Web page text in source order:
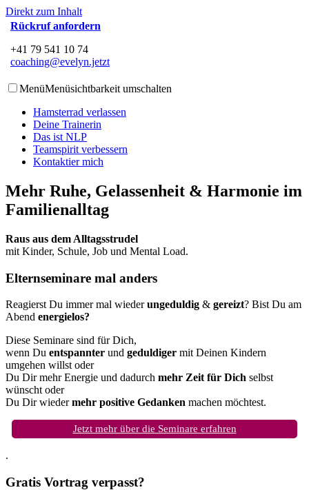
Direkt zum Inhalt
Rückruf anfordern
+41 79 541 10 74
coaching@evelyn.jetzt
MenüMenüsichtbarkeit umschalten
Hamsterrad verlassen
Deine Trainerin
Das ist NLP
Teamspirit verbessern
Kontaktier mich
Mehr Ruhe, Gelassenheit & Harmonie im
Familienalltag
Raus aus dem Alltagsstrudel
mit Kinder, Schule, Job und Mental Load.
Elternseminare mal anders
Reagierst Du immer mal wiederungeduldig & gereizt? Bist Du am
Abend energielos?
Diese Seminare sind für Dich,
wenn Du entspannter und geduldiger mit Deinen Kindern
umgehen willst oder
Du Dir mehr Energie und dadurch mehr Zeit für Dich selbst
wünscht oder
Du Dir wiedermehr positive Gedanken machen möchtest.
Jetzt mehr über die Seminare erfahren
.
Gratis Vortrag verpasst?